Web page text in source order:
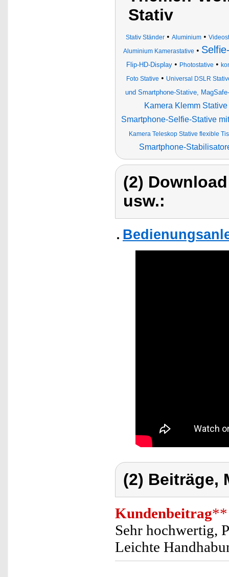
Stativ
Stativ Ständer • Aluminium •
Aluminium Kamerastative •
Flip-HD-Display • Photostative •
Foto Stative • Universal DSLR
und Smartphone-Stative,
Kamera Klemm Stative
Smartphone-Selfie-Stative
Kamera Teleskop Stative flexible
Smartphone-
(2)
usw.:
(2) Beiträge,
Kundenbeitrag**
Sehr hochwertig,
Leichte